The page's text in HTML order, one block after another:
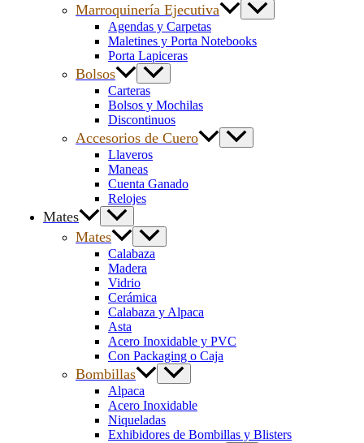
Marroquinería Ejecutiva
Agendas y Carpetas
Maletines y Porta Notebooks
Porta Lapiceras
Bolsos
Carteras
Bolsos y Mochilas
Discontinuos
Accesorios de Cuero
Llaveros
Maneas
Cuenta Ganado
Relojes
Mates
Mates
Calabaza
Madera
Vidrio
Cerámica
Calabaza y Alpaca
Asta
Acero Inoxidable y PVC
Con Packaging o Caja
Bombillas
Alpaca
Acero Inoxidable
Niqueladas
Exhibidores de Bombillas y Blisters